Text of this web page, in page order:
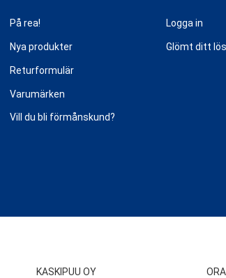
På rea!
Nya produkter
Returformulär
Varumärken
Vill du bli förmånskund?
Logga in
Glömt ditt
KASKIPUU OY